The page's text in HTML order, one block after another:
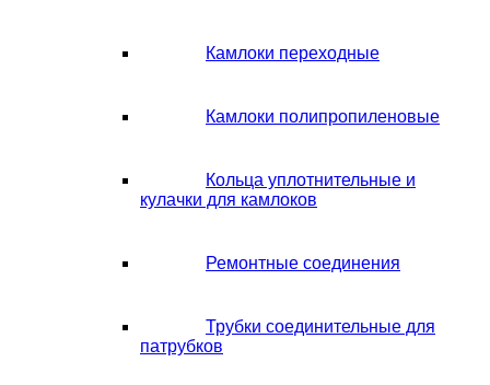
Камлоки переходные
Камлоки полипропиленовые
Кольца уплотнительные и
кулачки для камлоков
Ремонтные соединения
Трубки соединительные для
патрубков